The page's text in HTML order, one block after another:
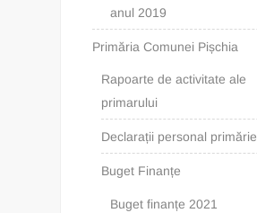
anul 2019
Primăria Comunei Pișchia
Rapoarte de activitate ale
primarului
Declarații personal primărie
Buget Finanțe
Buget finanțe 2021